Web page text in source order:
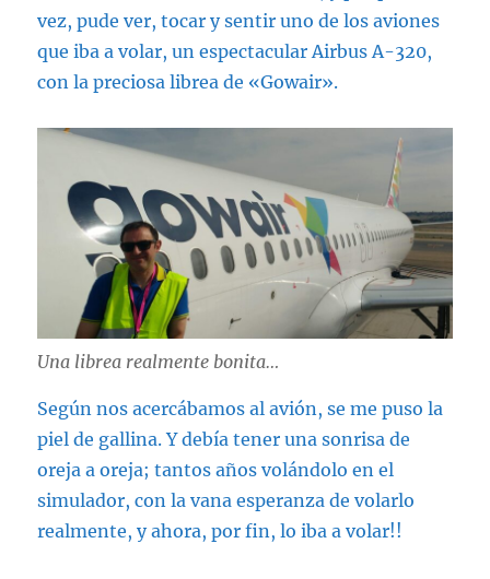
vez, pude ver, tocar y sentir uno de los aviones
que iba a volar, un espectacular Airbus A-320,
con la preciosa librea de «Gowair».
Una librea realmente bonita…
Según nos acercábamos al avión, se me puso la
piel de gallina. Y debía tener una sonrisa de
oreja a oreja; tantos años volándolo en el
simulador, con la vana esperanza de volarlo
realmente, y ahora, por fin, lo iba a volar!!